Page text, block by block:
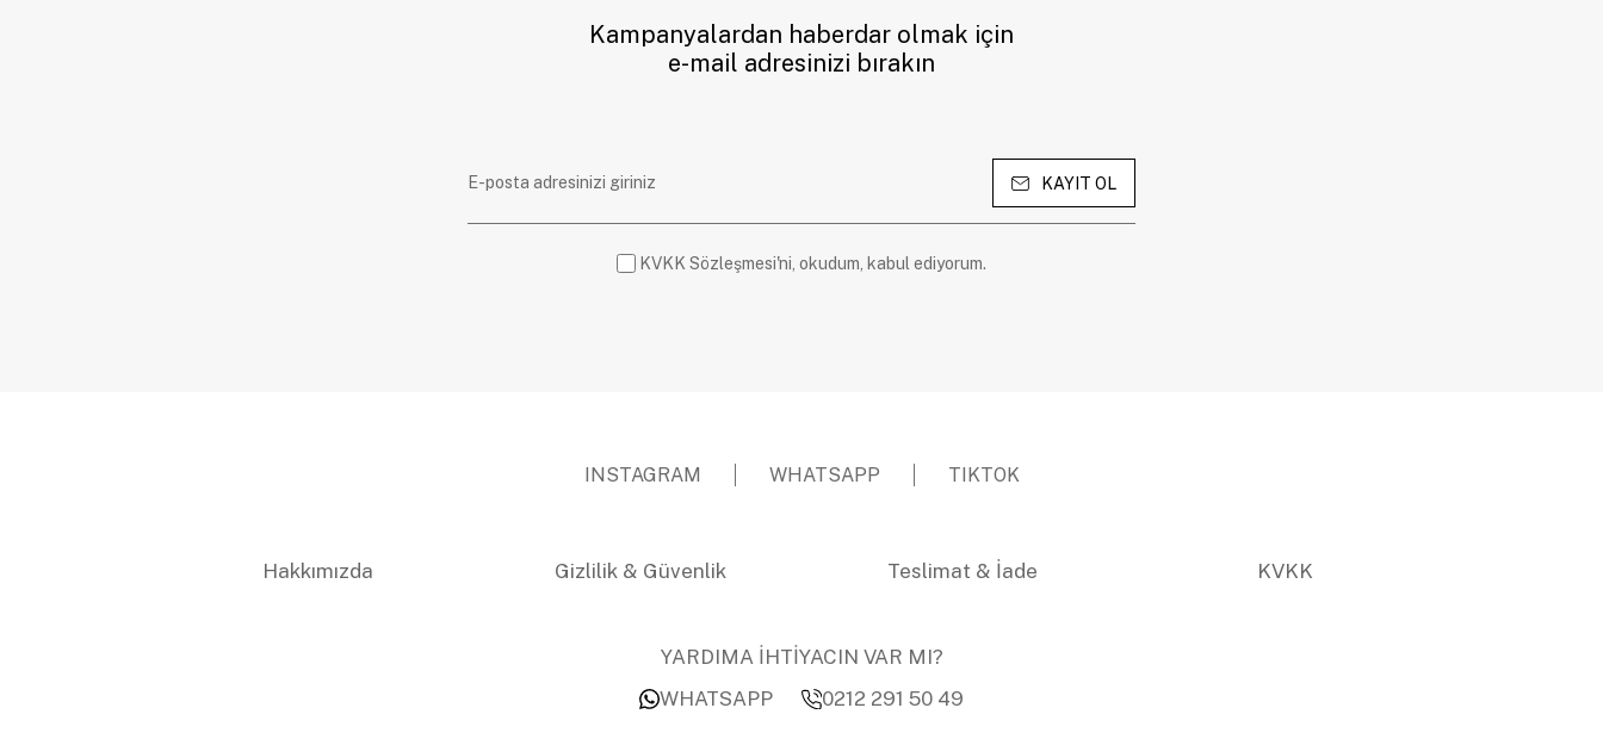
Kampanyalardan haberdar olmak için
e-mail adresinizi bırakın
KAYIT OL
KVKK Sözleşmesi'ni, okudum, kabul ediyorum.
INSTAGRAM WHATSAPP TIKTOK
Hakkımızda Gizlilik & Güvenlik Teslimat & İade KVKK
YARDIMA İHTİYACIN VAR MI?
WHATSAPP
0212 291 50 49